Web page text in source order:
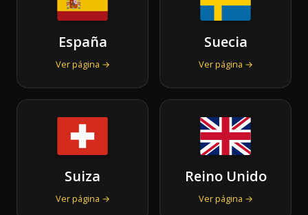
España
Ver página →
Suecia
Ver página →
Suiza
Ver página →
Reino Unido
Ver página →